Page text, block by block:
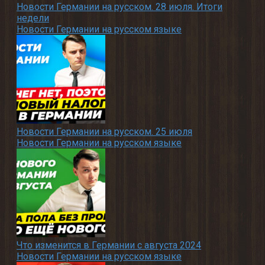
Новости Германии на русском. 28 июля. Итоги
недели
Новости Германии на русском языке
Новости Германии на русском. 25 июля
Новости Германии на русском языке
Что изменится в Германии с августа 2024
Новости Германии на русском языке